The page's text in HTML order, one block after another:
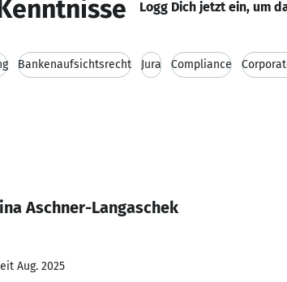
Logg Dich jetzt ein, um
Bankenaufsichtsrecht Jura Compliance
Aschner-Langaschek
Aug. 2025